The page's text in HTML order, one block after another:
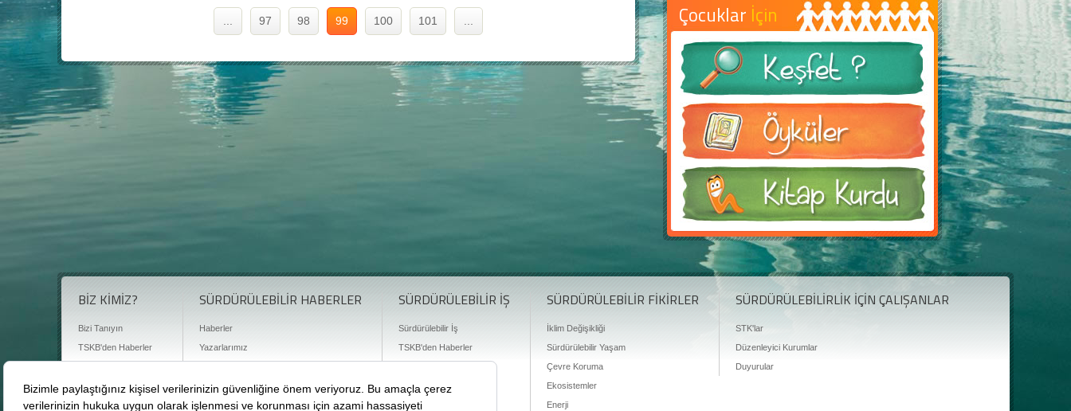
97 98 99 100 101 Çocuklar İçin
BİZ KİMİZ?
Bizi Tanıyın
TSKB'den Haberler
Basın Odası
Bize Ulaşın
SÜRDÜRÜLEBİLİR HABERLER
Haberler
Yazarlarımız
Sürdürülebilirlik Kütüphanesi
Karbon Sayacı
SÜRDÜRÜLEBİLİR İŞ
Sürdürülebilir İş
TSKB'den Haberler
SÜRDÜRÜLEBİLİR FİKİRLER
İklim Değişikliği
Sürdürülebilir Yaşam
Çevre Koruma
Ekosistemler
Enerji
SÜRDÜRÜLEBİLİRLİK İÇİN ÇALIŞANLAR
STK'lar
Düzenleyici Kurumlar
Duyurular